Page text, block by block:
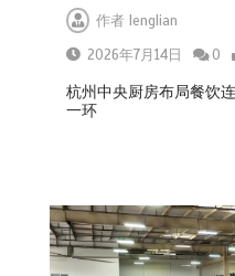
作者lenglian
2026年7月14日
0
杭州中央厨房布局餐饮
一环